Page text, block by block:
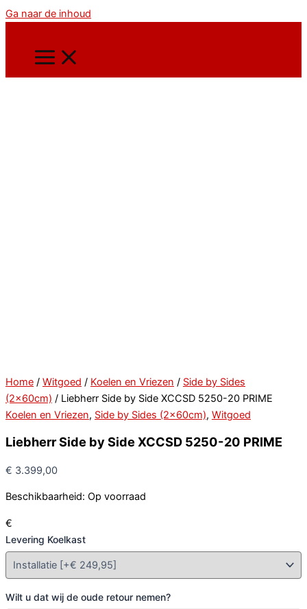
Ga naar de inhoud
Home / Witgoed / Koelen en Vriezen / Side by Sides
(2x60cm) / Liebherr Side by Side XCCSD 5250-20 PRIME
Koelen en Vriezen, Side by Sides (2x60cm), Witgoed
Liebherr Side by Side XCCSD 5250-20 PRIME
€ 3.399,00
Beschikbaarheid: Op voorraad
€
Levering Koelkast
Wilt u dat wij de oude retour nemen?